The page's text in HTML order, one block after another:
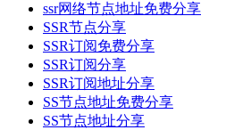
ssr网络节点地址免费分享
SSR节点分享
SSR订阅免费分享
SSR订阅分享
SSR订阅地址分享
SS节点地址免费分享
SS节点地址分享